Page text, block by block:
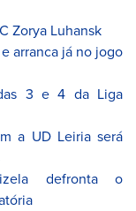
Zorya Luhansk
arranca já no jogo
3 e 4 da Liga
a UD Leiria será
defronta o